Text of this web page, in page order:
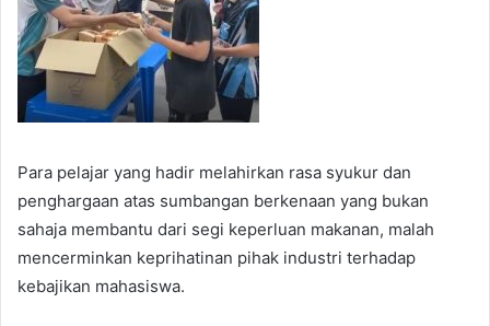
Para pelajar yang hadir melahirkan rasa syukur dan
penghargaan atas sumbangan berkenaan yang bukan
sahaja membantu dari segi keperluan makanan, malah
mencerminkan keprihatinan pihak industri terhadap
kebajikan mahasiswa.